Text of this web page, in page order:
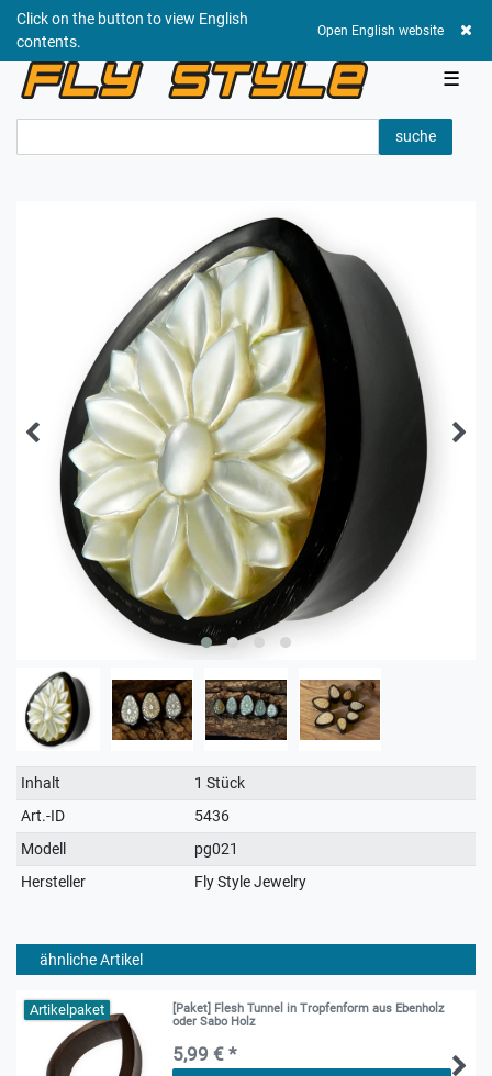
Click on the button to view English
contents.
Open English website
☰
suche
Technisches
Merkmal
Wert
Inhalt
1 Stück
Art.-ID
5436
Modell
pg021
Hersteller
Fly Style Jewelry
ähnliche Artikel
Artikelpaket
[Paket] Flesh Tunnel in Tropfenform aus Ebenholz
oder Sabo Holz
5,99 € *